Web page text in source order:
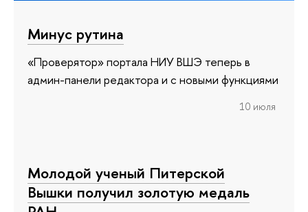
Минус рутина
«Проверятор» портала НИУ ВШЭ теперь в
админ-панели редактора и с новыми функциями
10 июля
Молодой ученый Питерской
Вышки получил золотую медаль